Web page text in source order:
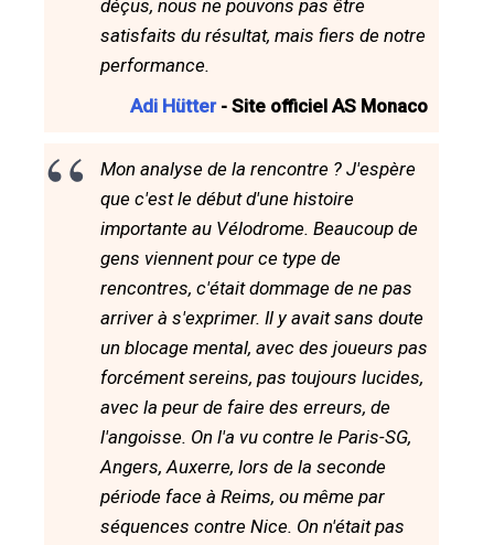
déçus, nous ne pouvons pas être
satisfaits du résultat, mais fiers de notre
performance.
Adi Hütter- Site officiel AS Monaco
Mon analyse de la rencontre ? J'espère
que c'est le début d'une histoire
importante au Vélodrome. Beaucoup de
gens viennent pour ce type de
rencontres, c'était dommage de ne pas
arriver à s'exprimer. Il y avait sans doute
un blocage mental, avec des joueurs pas
forcément sereins, pas toujours lucides,
avec la peur de faire des erreurs, de
l'angoisse. On l'a vu contre le Paris-SG,
Angers, Auxerre, lors de la seconde
période face à Reims, ou même par
séquences contre Nice. On n'était pas